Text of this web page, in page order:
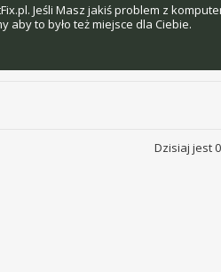
Jeśli Masz jakiś problem z
aby to było też miejsce dla Ciebie.
Dzisiaj jest